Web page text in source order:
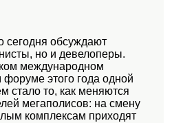
сегодня обсуждают
но и девелоперы.
международном
форуме этого года одной
стало то, как меняются
мегаполисов: на смену
комплексам приходят